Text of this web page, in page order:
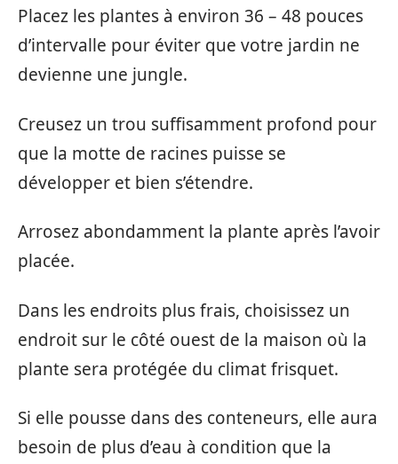
Placez les plantes à environ 36 – 48 pouces
d’intervalle pour éviter que votre jardin ne
devienne une jungle.
Creusez un trou suffisamment profond pour
que la motte de racines puisse se
développer et bien s’étendre.
Arrosez abondamment la plante après l’avoir
placée.
Dans les endroits plus frais, choisissez un
endroit sur le côté ouest de la maison où la
plante sera protégée du climat frisquet.
Si elle pousse dans des conteneurs, elle aura
besoin de plus d’eau à condition que la